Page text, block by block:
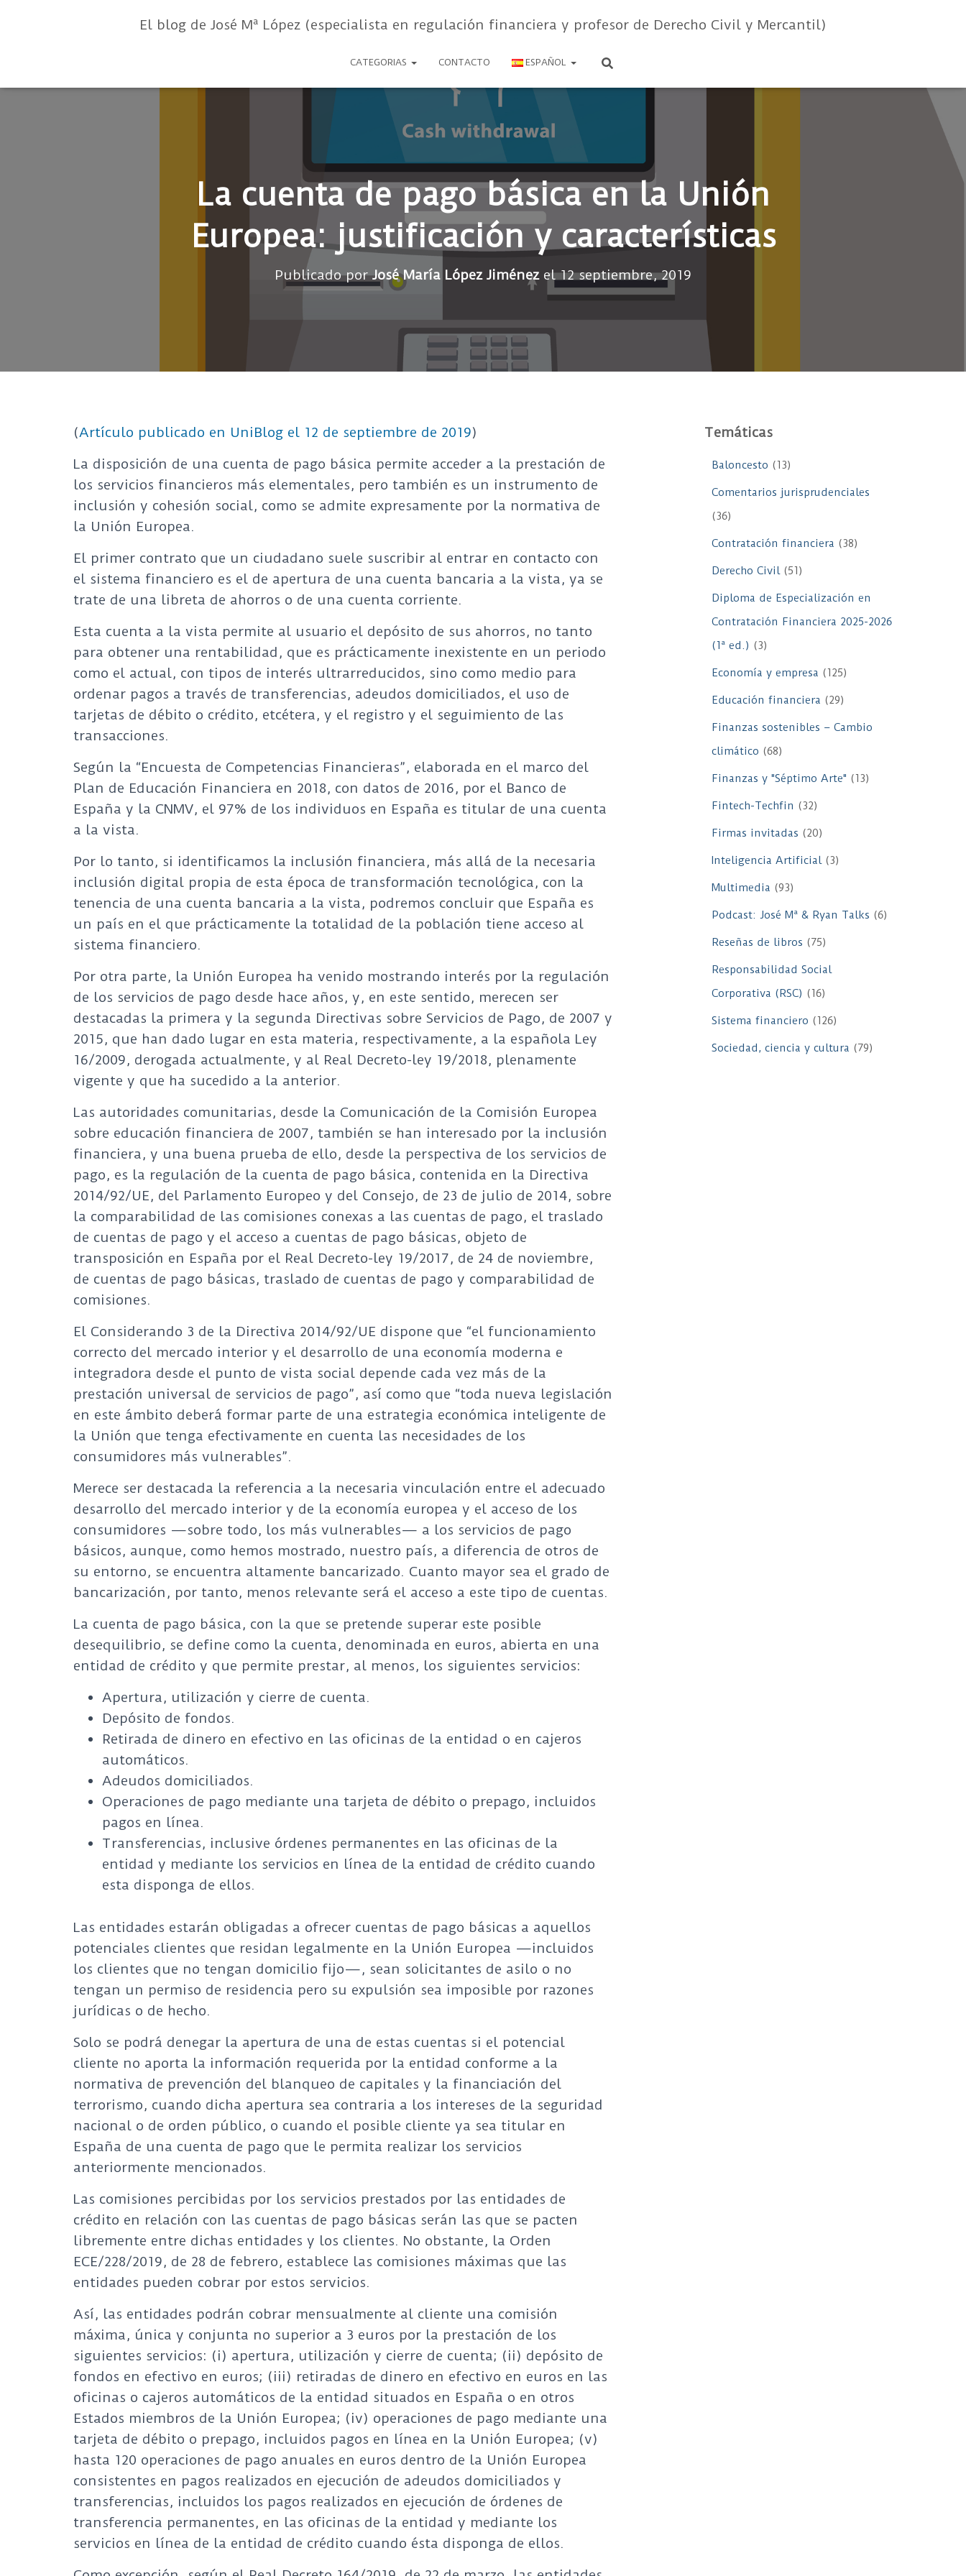
El blog de José Mª López (especialista en regulación financiera y profesor de Derecho Civil y Mercantil)
CATEGORIAS CONTACTO ESPAÑOL
La cuenta de pago básica en la Unión
Europea: justificación y características
Publicado porJosé María López Jiménezel12 septiembre, 2019
(Artículo publicado en UniBlog el 12 de septiembre de 2019)
La disposición de una cuenta de pago básica permite acceder a la prestación de
los servicios financieros más elementales, pero también es un instrumento de
inclusión y cohesión social, como se admite expresamente por la normativa de
la Unión Europea.
El primer contrato que un ciudadano suele suscribir al entrar en contacto con
el sistema financiero es el de apertura de una cuenta bancaria a la vista, ya se
trate de una libreta de ahorros o de una cuenta corriente.
Esta cuenta a la vista permite al usuario el depósito de sus ahorros, no tanto
para obtener una rentabilidad, que es prácticamente inexistente en un periodo
como el actual, con tipos de interés ultrarreducidos, sino como medio para
ordenar pagos a través de transferencias, adeudos domiciliados, el uso de
tarjetas de débito o crédito, etcétera, y el registro y el seguimiento de las
transacciones.
Según la “Encuesta de Competencias Financieras”, elaborada en el marco del
Plan de Educación Financiera en 2018, con datos de 2016, por el Banco de
España y la CNMV, el 97% de los individuos en España es titular de una cuenta
a la vista.
Por lo tanto, si identificamos la inclusión financiera, más allá de la necesaria
inclusión digital propia de esta época de transformación tecnológica, con la
tenencia de una cuenta bancaria a la vista, podremos concluir que España es
un país en el que prácticamente la totalidad de la población tiene acceso al
sistema financiero.
Por otra parte, la Unión Europea ha venido mostrando interés por la regulación
de los servicios de pago desde hace años, y, en este sentido, merecen ser
destacadas la primera y la segunda Directivas sobre Servicios de Pago, de 2007 y
2015, que han dado lugar en esta materia, respectivamente, a la española Ley
16/2009, derogada actualmente, y al Real Decreto-ley 19/2018, plenamente
vigente y que ha sucedido a la anterior.
Las autoridades comunitarias, desde la Comunicación de la Comisión Europea
sobre educación financiera de 2007, también se han interesado por la inclusión
financiera, y una buena prueba de ello, desde la perspectiva de los servicios de
pago, es la regulación de la cuenta de pago básica, contenida en la Directiva
2014/92/UE, del Parlamento Europeo y del Consejo, de 23 de julio de 2014, sobre
la comparabilidad de las comisiones conexas a las cuentas de pago, el traslado
de cuentas de pago y el acceso a cuentas de pago básicas, objeto de
transposición en España por el Real Decreto-ley 19/2017, de 24 de noviembre,
de cuentas de pago básicas, traslado de cuentas de pago y comparabilidad de
comisiones.
El Considerando 3 de la Directiva 2014/92/UE dispone que “el funcionamiento
correcto del mercado interior y el desarrollo de una economía moderna e
integradora desde el punto de vista social depende cada vez más de la
prestación universal de servicios de pago”, así como que “toda nueva legislación
en este ámbito deberá formar parte de una estrategia económica inteligente de
la Unión que tenga efectivamente en cuenta las necesidades de los
consumidores más vulnerables”.
Merece ser destacada la referencia a la necesaria vinculación entre el adecuado
desarrollo del mercado interior y de la economía europea y el acceso de los
consumidores —sobre todo, los más vulnerables— a los servicios de pago
básicos, aunque, como hemos mostrado, nuestro país, a diferencia de otros de
su entorno, se encuentra altamente bancarizado. Cuanto mayor sea el grado de
bancarización, por tanto, menos relevante será el acceso a este tipo de cuentas.
La cuenta de pago básica, con la que se pretende superar este posible
desequilibrio, se define como la cuenta, denominada en euros, abierta en una
entidad de crédito y que permite prestar, al menos, los siguientes servicios:
Apertura, utilización y cierre de cuenta.
Depósito de fondos.
Retirada de dinero en efectivo en las oficinas de la entidad o en cajeros
automáticos.
Adeudos domiciliados.
Operaciones de pago mediante una tarjeta de débito o prepago, incluidos
pagos en línea.
Transferencias, inclusive órdenes permanentes en las oficinas de la
entidad y mediante los servicios en línea de la entidad de crédito cuando
esta disponga de ellos.
Las entidades estarán obligadas a ofrecer cuentas de pago básicas a aquellos
potenciales clientes que residan legalmente en la Unión Europea —incluidos
los clientes que no tengan domicilio fijo—, sean solicitantes de asilo o no
tengan un permiso de residencia pero su expulsión sea imposible por razones
jurídicas o de hecho.
Solo se podrá denegar la apertura de una de estas cuentas si el potencial
cliente no aporta la información requerida por la entidad conforme a la
normativa de prevención del blanqueo de capitales y la financiación del
terrorismo, cuando dicha apertura sea contraria a los intereses de la seguridad
nacional o de orden público, o cuando el posible cliente ya sea titular en
España de una cuenta de pago que le permita realizar los servicios
anteriormente mencionados.
Las comisiones percibidas por los servicios prestados por las entidades de
crédito en relación con las cuentas de pago básicas serán las que se pacten
libremente entre dichas entidades y los clientes. No obstante, la Orden
ECE/228/2019, de 28 de febrero, establece las comisiones máximas que las
entidades pueden cobrar por estos servicios.
Así, las entidades podrán cobrar mensualmente al cliente una comisión
máxima, única y conjunta no superior a 3 euros por la prestación de los
siguientes servicios: (i) apertura, utilización y cierre de cuenta; (ii) depósito de
fondos en efectivo en euros; (iii) retiradas de dinero en efectivo en euros en las
oficinas o cajeros automáticos de la entidad situados en España o en otros
Estados miembros de la Unión Europea; (iv) operaciones de pago mediante una
tarjeta de débito o prepago, incluidos pagos en línea en la Unión Europea; (v)
hasta 120 operaciones de pago anuales en euros dentro de la Unión Europea
consistentes en pagos realizados en ejecución de adeudos domiciliados y
transferencias, incluidos los pagos realizados en ejecución de órdenes de
transferencia permanentes, en las oficinas de la entidad y mediante los
servicios en línea de la entidad de crédito cuando ésta disponga de ellos.
Temáticas
Baloncesto (13)
Comentarios jurisprudenciales
(36)
Contratación financiera (38)
Derecho Civil(51)
Diploma de Especialización en
Contratación Financiera 2025-2026
(1ª ed.) (3)
Economía y empresa (125)
Educación financiera (29)
Finanzas sostenibles – Cambio
climático (68)
Finanzas y "Séptimo Arte" (13)
Fintech-Techfin (32)
Firmas invitadas (20)
Inteligencia Artificial(3)
Multimedia (93)
Podcast: José Mª & Ryan Talks (6)
Reseñas de libros (75)
Responsabilidad Social
Corporativa (RSC) (16)
Sistema financiero (126)
Sociedad, ciencia y cultura (79)